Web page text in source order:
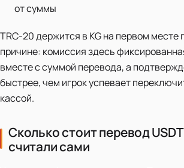
от суммы
TRC-20 держится в KG на первом месте
причине: комиссия здесь
вместе с суммой перевода, а
быстрее, чем игрок успевает
кассой.
Сколько стоит перевод
считали сами